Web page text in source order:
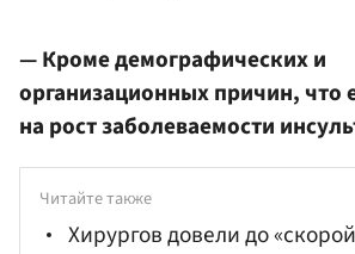
— Кроме демографических и
организационных причин, что
на рост заболеваемости
Читайте также
Хирургов довели до